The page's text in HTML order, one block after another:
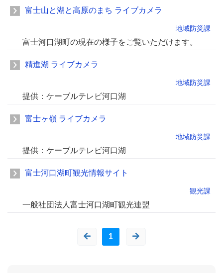
富士山と湖と高原のまち ライブカメラ
地域防災課
富士河口湖町の現在の様子をご覧いただけます。
精進湖 ライブカメラ
地域防災課
提供：ケーブルテレビ河口湖
富士ヶ嶺 ライブカメラ
地域防災課
提供：ケーブルテレビ河口湖
富士河口湖町観光情報サイト
観光課
一般社団法人富士河口湖町観光連盟
1